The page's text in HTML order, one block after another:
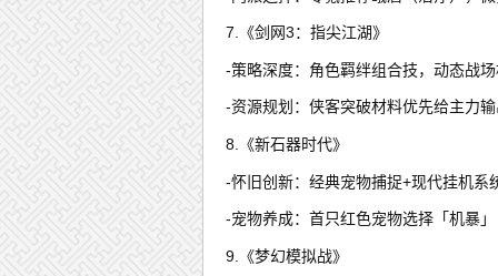
7.《剑网3：指尖江湖》
-策略深度：角色羁绊组合技，动态战
-资源规划：侠客突破材料优先给主力
8.《新石器时代》
-怀旧创新：经典宠物捕捉+现代挂机系
-宠物养成：首只红色宠物选择「机暴
9.《梦幻模拟战》